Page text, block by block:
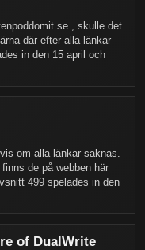
, skulle det
där efter alla länkar
in den 15 april och
om alla länkar saknas.
de på webben här
499 spelades in den
of DualWrite